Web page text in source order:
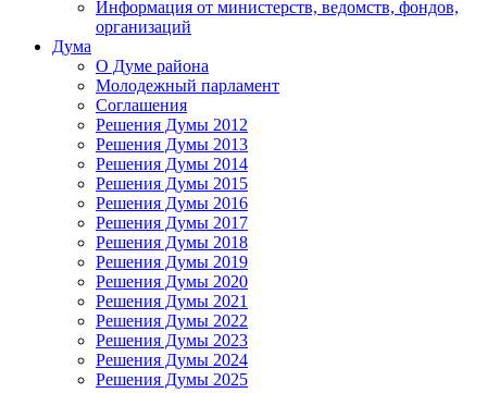
Информация от министерств, ведомств, фондов,
организаций
Дума
О Думе района
Молодежный парламент
Соглашения
Решения Думы 2012
Решения Думы 2013
Решения Думы 2014
Решения Думы 2015
Решения Думы 2016
Решения Думы 2017
Решения Думы 2018
Решения Думы 2019
Решения Думы 2020
Решения Думы 2021
Решения Думы 2022
Решения Думы 2023
Решения Думы 2024
Решения Думы 2025